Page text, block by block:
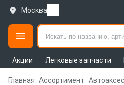
Москва
Акции Легковые запчасти
Главная Ассортимент